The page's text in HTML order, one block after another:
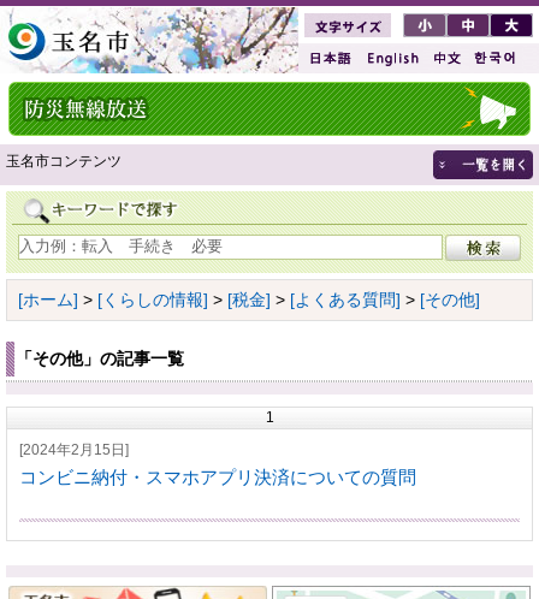
玉名市コンテンツ
[ホーム] > [くらしの情報] > [税金] > [よくある質問] > [その他]
「その他」の記事一覧
1
[2024年2月15日]
コンビニ納付・スマホアプリ決済についての質問